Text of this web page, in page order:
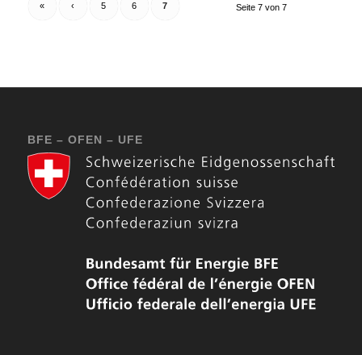
Seite 7 von 7
« ‹ 5 6 7
BFE – OFEN – UFE